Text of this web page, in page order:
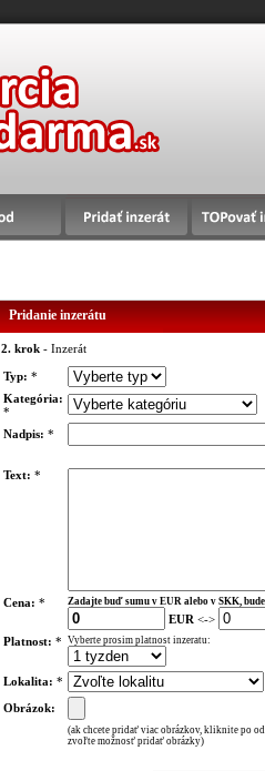
Pridanie inzerátu
2. krok - Inzerát
Typ: *
Kategória:
*
Nadpis: *
Text: *
Cena: * Zadajte buď sumu v EUR alebo v SKK,
EUR <->
Platnost: * Vyberte prosim platnost inzeratu:
Lokalita: *
Obrázok:
(ak chcete pridať viac obrázkov, kliknite po
zvoľte možnosť pridať obrázky)